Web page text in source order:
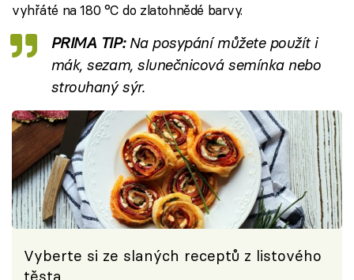
vyhřáté na 180 °C do zlatohnědé barvy.
PRIMA TIP:Na posypání můžete použít i
mák, sezam, slunečnicová semínka nebo
strouhaný sýr.
Vyberte si ze slaných receptů z listového